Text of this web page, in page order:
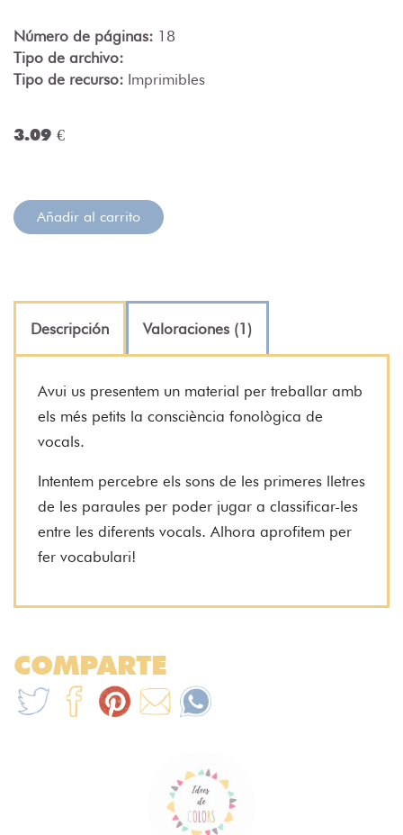
Número de páginas: 18
Tipo de archivo:
Tipo de recurso: Imprimibles
3.09 €
Añadir al carrito
Descripción Valoraciones (1)
Avui us presentem un material per treballar amb
els més petits la consciència fonològica de
vocals.
Intentem percebre els sons de les primeres lletres
de les paraules per poder jugar a classificar-les
entre les diferents vocals. Alhora aprofitem per
fer vocabulari!
COMPARTE